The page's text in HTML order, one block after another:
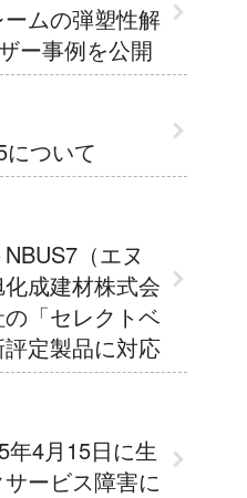
ムの弾塑性解
ー事例を公開
ついて
（エヌ
成建材株式会
「セレクトベ
定製品に対応
年4月15日に生
ービス障害に